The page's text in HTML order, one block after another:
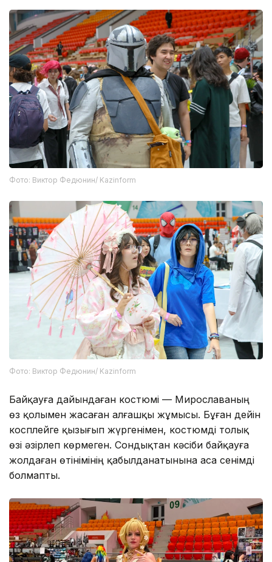
Фото: Виктор Федюнин/ Kazinform
Фото: Виктор Федюнин/ Kazinform
Байқауға дайындаған костюмі — Мирославаның
өз қолымен жасаған алғашқы жұмысы. Бұған дейін
косплейге қызығып жүргенімен, костюмді толық
өзі әзірлеп көрмеген. Сондықтан кәсіби байқауға
жолдаған өтінімінің қабылданатынына аса сенімді
болмапты.